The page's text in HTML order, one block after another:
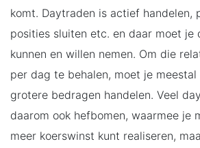
komt. Daytraden is actief handelen,
posities sluiten etc. en daar moet je
kunnen en willen nemen. Om die
per dag te behalen, moet je
grotere bedragen handelen. Veel
daarom ook hefbomen, waarmee je
meer koerswinst kunt realiseren,